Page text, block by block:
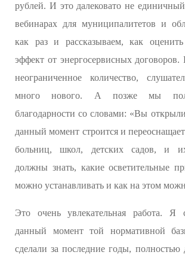
рублей. И это далековато не
вебинарах для муниципалитетов и
как раз и рассказываем, как оценить
эффект от энергосервисных договоров.
неограниченное количество,
много нового. А позже мы
благодарности со словами: «Вы
данный момент строится и
больниц, школ, детских садов, и
должны знать, какие осветительные
можно устанавливать и как на этом
Это очень увлекательная работа. Я
данный момент той нормативной
сделали за последние годы,